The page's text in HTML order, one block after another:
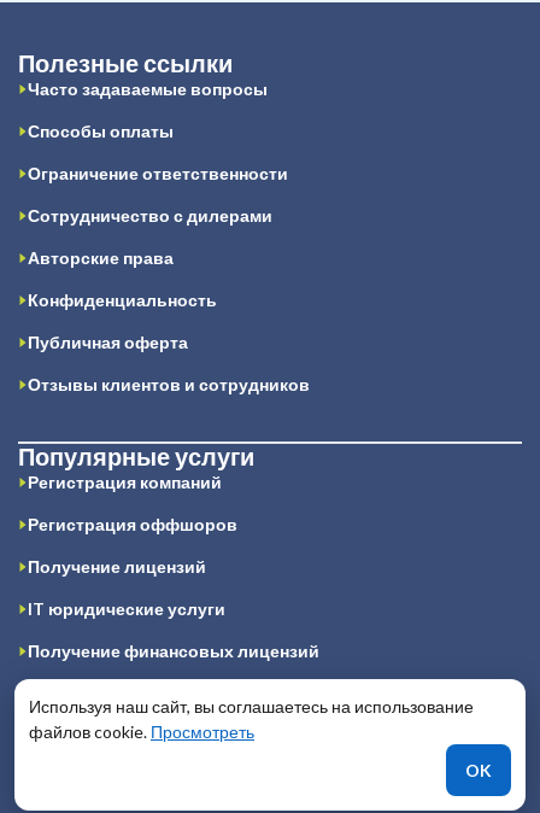
Полезные ссылки
Часто задаваемые вопросы
Способы оплаты
Ограничение ответственности
Сотрудничество с дилерами
Авторские права
Конфиденциальность
Публичная оферта
Отзывы клиентов и сотрудников
Популярные услуги
Регистрация компаний
Регистрация оффшоров
Получение лицензий
IT юридические услуги
Получение финансовых лицензий
Подготовка юридических заключений
Используя наш сайт, вы соглашаетесь на использование
файлов cookie. Просмотреть
OK